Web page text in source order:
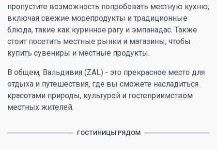
пропустите возможность попробовать местную кухню,
включая свежие морепродукты и традиционные
блюда, такие как куринное рагу и эмпанадас. Также
стоит посетить местные рынки и магазины, чтобы
купить сувениры и местные продукты.
В общем, Вальдивия (ZAL) - это прекрасное место для
отдыха и путешествия, где вы сможете насладиться
красотами природы, культурой и гостеприимством
местных жителей.
ГОСТИНИЦЫ РЯДОМ